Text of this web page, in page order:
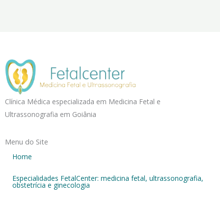
Clínica Médica especializada em Medicina Fetal e
Ultrassonografia em Goiânia
Menu do Site
Home
Especialidades FetalCenter: medicina fetal, ultrassonografia,
obstetrícia e ginecologia